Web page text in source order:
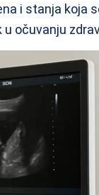
i stanja
očuvanju